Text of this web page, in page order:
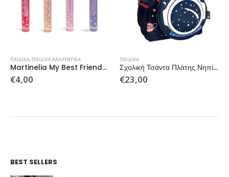
ΠΑΙΔΙΚΆ, ΠΑΙΔΙΚΆ ΚΑΛΛΥΝΤΙΚΆ
Martinelia My Best Friends Cute Animals Watermelon EDT 10ml
€4,00
ΠΑΙΔΙΚΆ
Σχολική Τσάντα Πλάτης Νηπίου Must Team Space 1
€23,00
BEST SELLERS